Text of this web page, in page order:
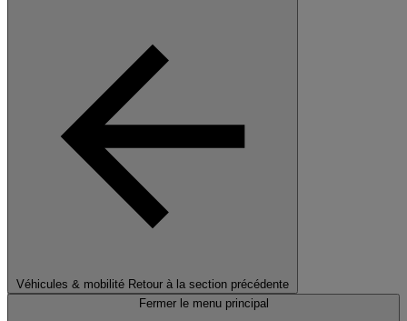
Véhicules & mobilité Retour à la section précédente
Fermer le menu principal